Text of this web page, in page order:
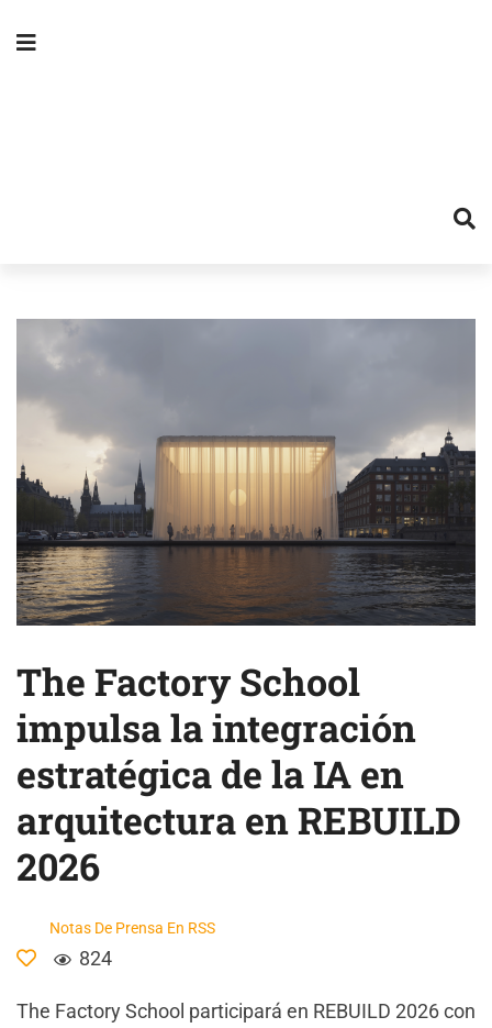
The Factory School
impulsa la integración
estratégica de la IA en
arquitectura en REBUILD
2026
Notas De Prensa En RSS
824
The Factory School participará en REBUILD 2026 con